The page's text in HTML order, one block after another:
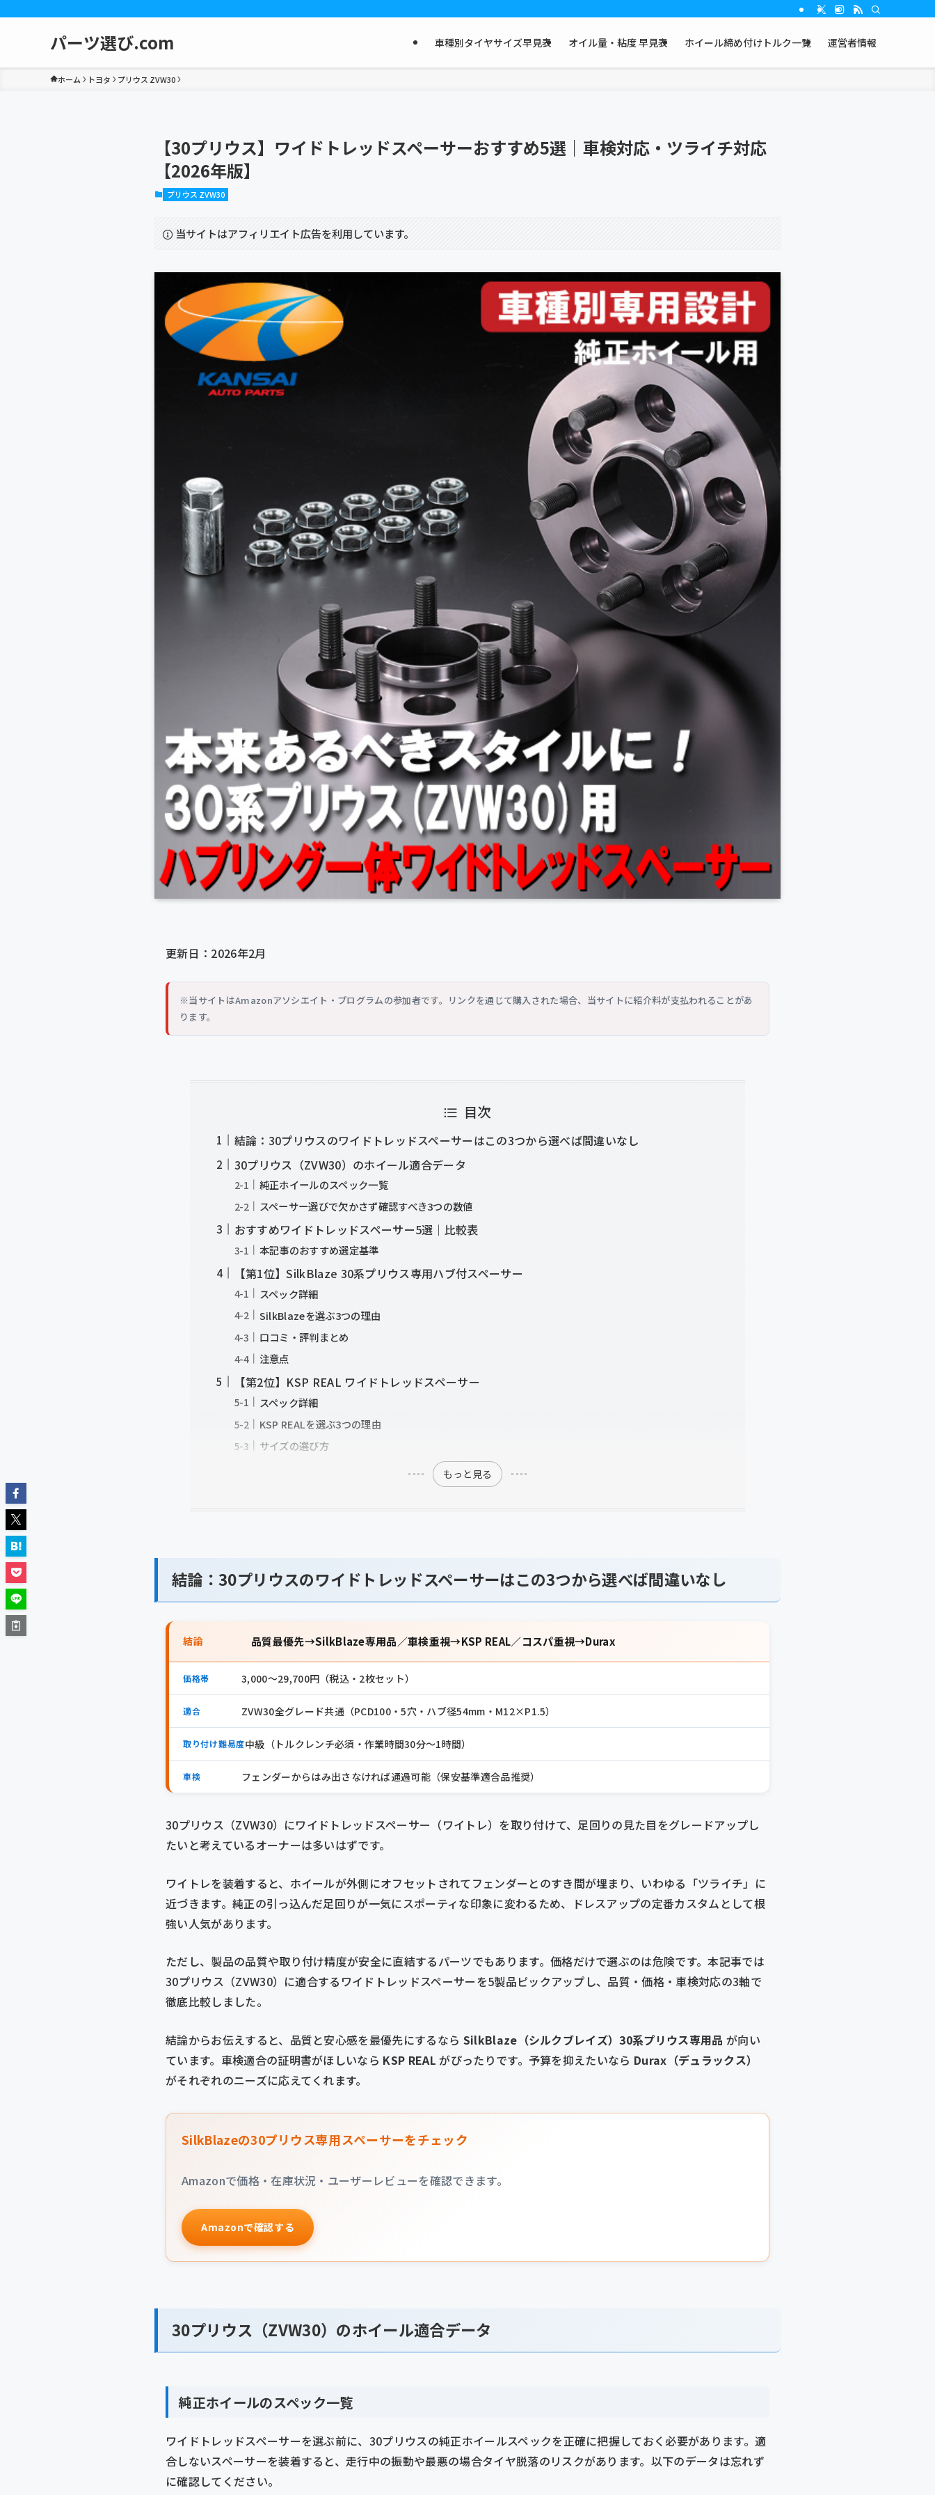
パーツ選び.com 車種別タイヤサイズ早見表 オイル量・粘度 早見表 ホイール締め付けトルク一覧 運営者情報
ホーム トヨタ プリウス ZVW30
【30プリウス】ワイドトレッドスペーサーおすすめ5選｜車検対応・ツライチ対応
【2026年版】
プリウス ZVW30
当サイトはアフィリエイト広告を利用しています。
更新日：2026年2月
※当サイトはAmazonアソシエイト・プログラムの参加者です。リンクを通じて購入された場合、当サイトに紹介料が支払われることがあ
ります。
目次
結論：30プリウスのワイドトレッドスペーサーはこの3つから選べば間違いなし
30プリウス（ZVW30）のホイール適合データ
純正ホイールのスペック一覧
スペーサー選びで欠かさず確認すべき3つの数値
おすすめワイドトレッドスペーサー5選｜比較表
本記事のおすすめ選定基準
【第1位】SilkBlaze 30系プリウス専用ハブ付スペーサー
スペック詳細
SilkBlazeを選ぶ3つの理由
口コミ・評判まとめ
注意点
【第2位】KSP REAL ワイドトレッドスペーサー
スペック詳細
KSP REALを選ぶ3つの理由
サイズの選び方
もっと見る
結論：30プリウスのワイドトレッドスペーサーはこの3つから選べば間違いなし
結論 品質最優先→SilkBlaze専用品／車検重視→KSP REAL／コスパ重視→Durax
価格帯 3,000〜29,700円（税込・2枚セット）
適合 ZVW30全グレード共通（PCD100・5穴・ハブ径54mm・M12×P1.5）
取り付け難易度中級（トルクレンチ必須・作業時間30分〜1時間）
車検 フェンダーからはみ出さなければ通過可能（保安基準適合品推奨）
30プリウス（ZVW30）にワイドトレッドスペーサー（ワイトレ）を取り付けて、足回りの見た目をグレードアップし
たいと考えているオーナーは多いはずです。
ワイトレを装着すると、ホイールが外側にオフセットされてフェンダーとのすき間が埋まり、いわゆる「ツライチ」に
近づきます。純正の引っ込んだ足回りが一気にスポーティな印象に変わるため、ドレスアップの定番カスタムとして根
強い人気があります。
ただし、製品の品質や取り付け精度が安全に直結するパーツでもあります。価格だけで選ぶのは危険です。本記事では
30プリウス（ZVW30）に適合するワイドトレッドスペーサーを5製品ピックアップし、品質・価格・車検対応の3軸で
徹底比較しました。
結論からお伝えすると、品質と安心感を最優先にするなら SilkBlaze（シルクブレイズ）30系プリウス専用品 が向い
ています。車検適合の証明書がほしいなら KSP REAL がぴったりです。予算を抑えたいなら Durax（デュラックス）
がそれぞれのニーズに応えてくれます。
SilkBlazeの30プリウス専用スペーサーをチェック
Amazonで価格・在庫状況・ユーザーレビューを確認できます。
Amazonで確認する
30プリウス（ZVW30）のホイール適合データ
純正ホイールのスペック一覧
ワイドトレッドスペーサーを選ぶ前に、30プリウスの純正ホイールスペックを正確に把握しておく必要があります。適
合しないスペーサーを装着すると、走行中の振動や最悪の場合タイヤ脱落のリスクがあります。以下のデータは忘れず
に確認してください。